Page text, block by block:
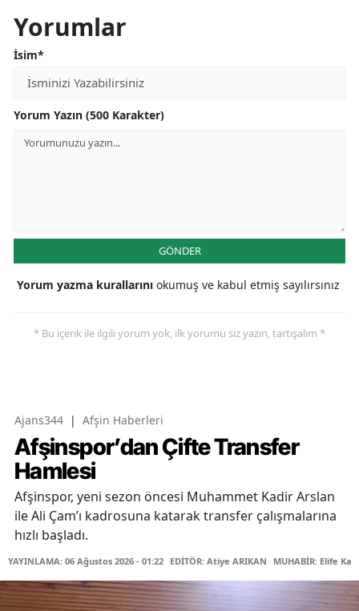
Yorumlar
İsim*
Yorum Yazın (500 Karakter)
GÖNDER
Yorum yazma kurallarını okumuş ve kabul etmiş sayılırsınız
* Bu içerik ile ilgili yorum yok, ilk yorumu siz yazın, tartışalım *
Ajans344 | Afşin Haberleri
Afşinspor’dan Çifte Transfer
Hamlesi
Afşinspor, yeni sezon öncesi Muhammet Kadir Arslan
ile Ali Çam’ı kadrosuna katarak transfer çalışmalarına
hızlı başladı.
YAYINLAMA: 06 Ağustos 2026 - 01:22 EDİTÖR: Atiye ARIKAN MUHABİR: Elife